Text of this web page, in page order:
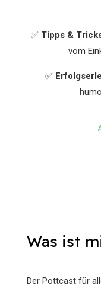
✅ Tipps &
vom
✅
Was ist
Der Pottcast für